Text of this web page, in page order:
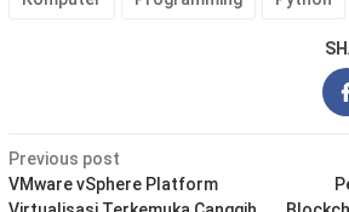
Post
navigation
Previous post
VMware vSphere Platform